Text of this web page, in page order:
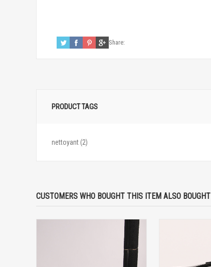
Share:
PRODUCT TAGS
nettoyant(2)
CUSTOMERS WHO BOUGHT THIS ITEM ALSO BOUGHT